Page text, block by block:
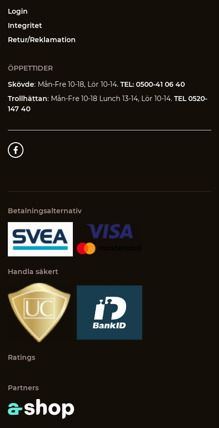
Login
Integritet
Retur/Reklamation
ÖPPETTIDER
Skövde: Mån-Fre 10-18, Lör 10-14. TEL: 0500-41 06 40
Trollhättan: Mån-Fre 10-18 Lunch 13-14, Lör 10-14. TEL 0520-
147 40
Betalningsalternativ
Handla säkert
Ratings
Partners